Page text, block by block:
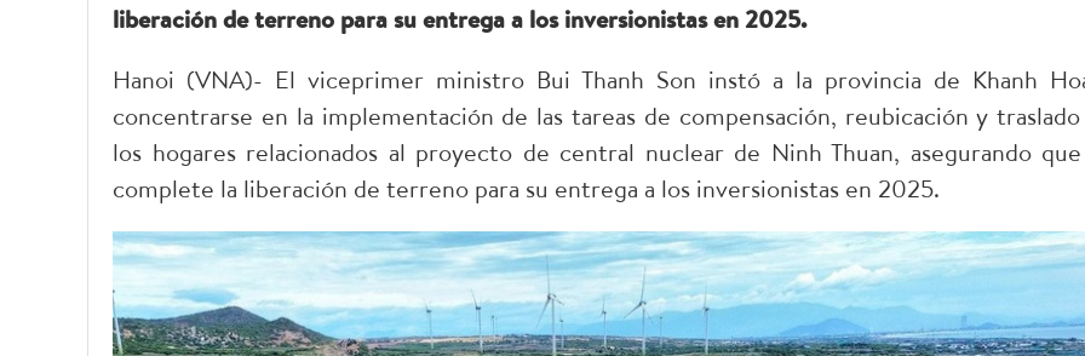
liberación de terreno para su entrega a los inversionistas en 2025.
Hanoi (VNA)- El viceprimer ministro Bui Thanh Son instó a la provincia de Khanh
concentrarse en la implementación de las tareas de compensación, reubicación y
los hogares relacionados al proyecto de central nuclear de Ninh Thuan, asegurando
complete la liberación de terreno para su entrega a los inversionistas en 2025.